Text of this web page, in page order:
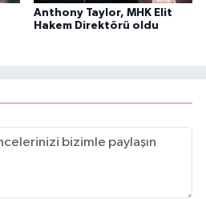
Anthony Taylor, MHK Elit
Hakem Direktörü oldu